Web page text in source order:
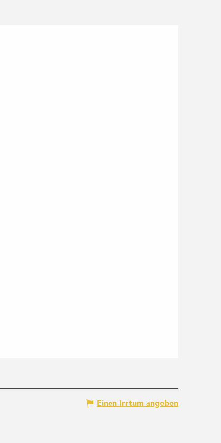
Einen Irrtum angeben